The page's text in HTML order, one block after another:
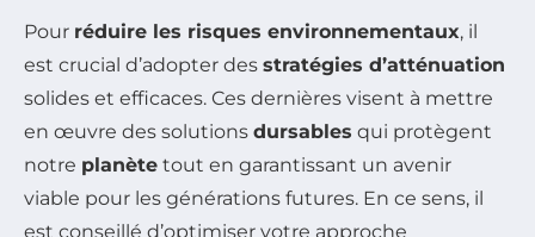
Pour réduire les risques environnementaux, il
est crucial d’adopter des stratégies d’atténuation
solides et efficaces. Ces dernières visent à mettre
en œuvre des solutions dursables qui protègent
notre planète tout en garantissant un avenir
viable pour les générations futures. En ce sens, il
est conseillé d’optimiser votre approche